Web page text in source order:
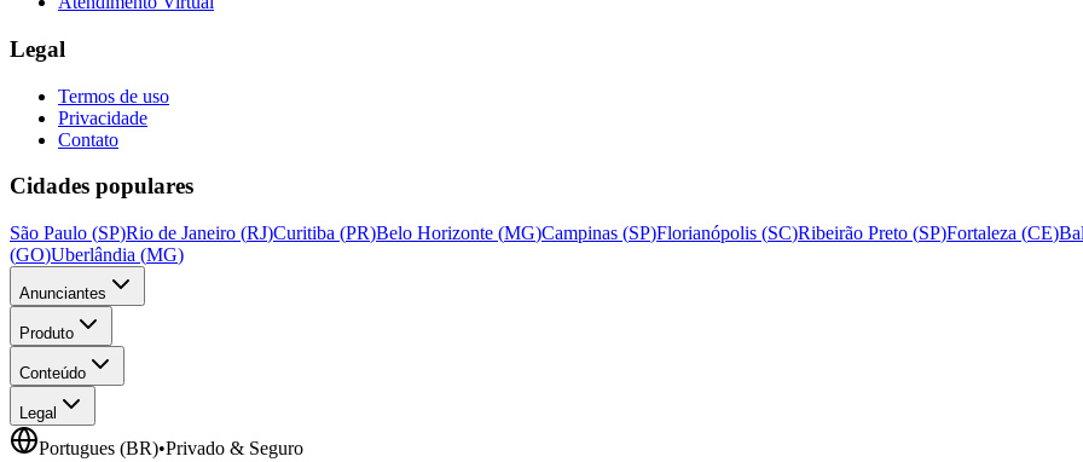
Legal
Termos de uso
Privacidade
Contato
Cidades populares
São Paulo (SP)Rio de Janeiro (RJ)Curitiba (PR)Belo Horizonte (MG)Campinas (SP)Florianópolis (SC)Ribeirão Preto (SP)Fortaleza (CE)
(GO)Uberlândia (MG)
Anunciantes
Produto
Conteúdo
Legal
Portugues (BR)•Privado & Seguro